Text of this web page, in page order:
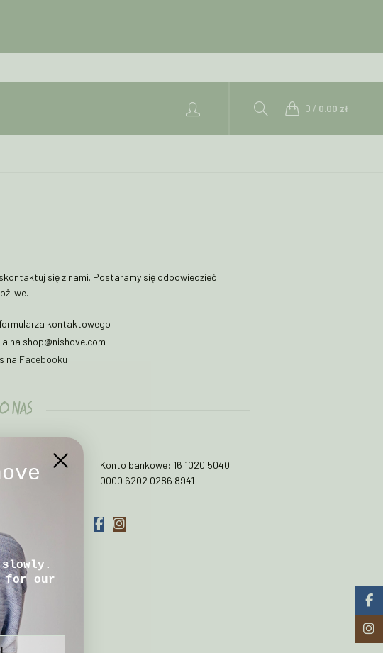
0 / 0.00 zł
się z nami. Postaramy się odpowiedzieć
kontaktowego
na shop@nishove.com
na Facebooku
NAS
Górny,
Konto bankowe: 16 1020 5040
0000 6202 0286 8941
for our